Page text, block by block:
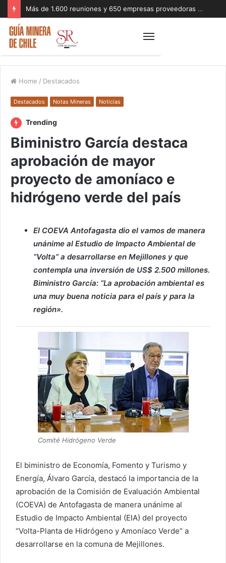
Más de 1.600 reuniones y 650 empresas proveedoras marcaron exitosa rueda de negocios del Mes de la Minería 2026
Home / Destacados
Destacados Notas Mineras Noticias
Trending
Biministro García destaca
aprobación de mayor
proyecto de amoníaco e
hidrógeno verde del país
El COEVA Antofagasta dio el vamos de manera
unánime al Estudio de Impacto Ambiental de
“Volta” a desarrollarse en Mejillones y que
contempla una inversión de US$ 2.500 millones.
Biministro García: “La aprobación ambiental es
una muy buena noticia para el país y para la
región».
Comité Hidrógeno Verde
El biministro de Economía, Fomento y Turismo y
Energía, Álvaro García, destacó la importancia de la
aprobación de la Comisión de Evaluación Ambiental
(COEVA) de Antofagasta de manera unánime al
Estudio de Impacto Ambiental (EIA) del proyecto
“Volta-Planta de Hidrógeno y Amoníaco Verde” a
desarrollarse en la comuna de Mejillones.